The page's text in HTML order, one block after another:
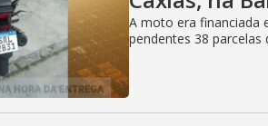
A moto era financiada
pendentes 38